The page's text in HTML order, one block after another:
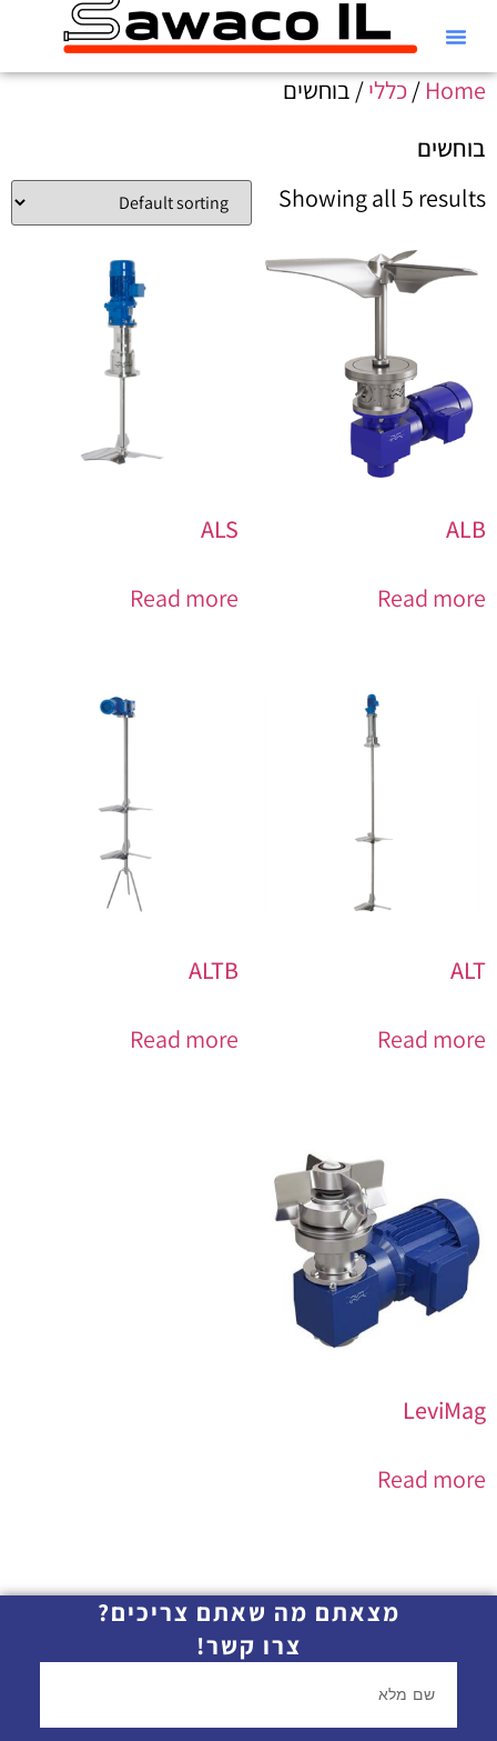
Home
/כללי/ בוחשים
בוחשים
Showing all 5 results
ALB
Read more
ALS
Read more
ALT
Read more
ALTB
Read more
LeviMag
Read more
מצאתם מה שאתם צריכים?
צרו קשר!